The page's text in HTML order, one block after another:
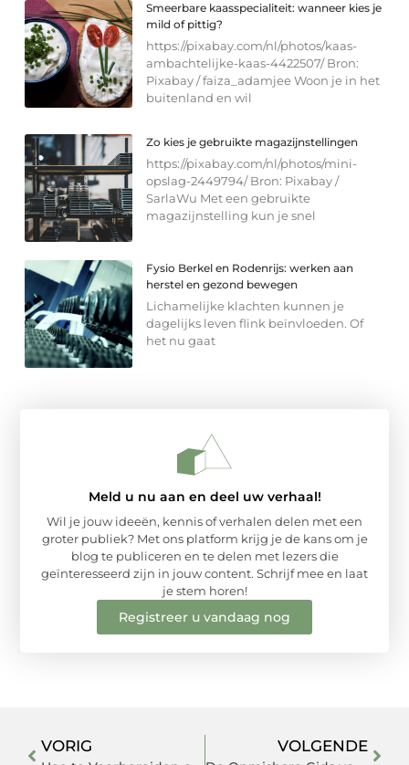
Smeerbare kaasspecialiteit: wanneer kies je
mild of pittig?
https://pixabay.com/nl/photos/kaas-
ambachtelijke-kaas-4422507/ Bron:
Pixabay / faiza_adamjee Woon je in het
buitenland en wil
Zo kies je gebruikte magazijnstellingen
https://pixabay.com/nl/photos/mini-
opslag-2449794/ Bron: Pixabay /
SarlaWu Met een gebruikte
magazijnstelling kun je snel
Fysio Berkel en Rodenrijs: werken aan
herstel en gezond bewegen
Lichamelijke klachten kunnen je
dagelijks leven flink beïnvloeden. Of
het nu gaat
Meld u nu aan en deel uw verhaal!
Wil je jouw ideeën, kennis of verhalen delen met een
groter publiek? Met ons platform krijg je de kans om je
blog te publiceren en te delen met lezers die
geïnteresseerd zijn in jouw content. Schrijf mee en laat
je stem horen!
Registreer u vandaag nog
VORIG VOLGENDE